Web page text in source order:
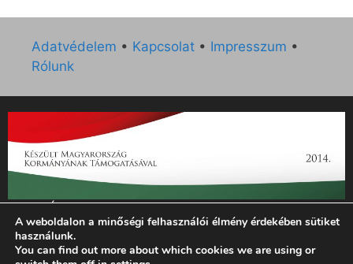
Adatvédelem • Kapcsolat • Impresszum •
Rólunk
„Az Új Ember katolikus hetilap 2014. évi működésének
támogatását az EGYH-KCP-14-P-0121 sz. támogatási
szerződés keretében 3 000 000 Ft összegben támogatta az
Emberi Erőforrások Minisztériuma.”
A weboldalon a minőségi felhasználói élmény érdekében sütiket
használunk.
You can find out more about which cookies we are using or